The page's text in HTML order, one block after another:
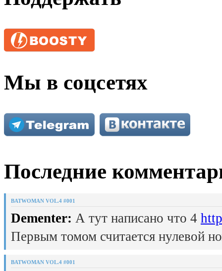
Мы в соцсетях
Последние
BATWOMAN VOL.4 #001
Dementer: А тут написано что 4
Первым томом считается нулевой
BATWOMAN VOL.4 #001